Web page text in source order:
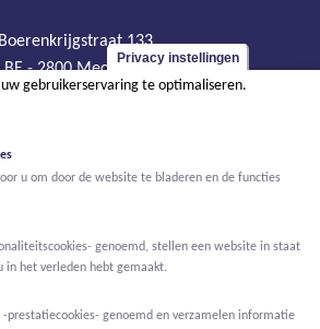
Boerenkrijgstraat 133
BE - 2800 Mechelen
tel +32 15 569 965
BTW BE 0466.256.432
Privacy instellingen
gebruikerservaring te optimaliseren.
u om door de website te bladeren en de functies
genoemd, stellen een website in staat
in het verleden hebt gemaakt.
-prestatiecookies- genoemd en verzamelen informatie